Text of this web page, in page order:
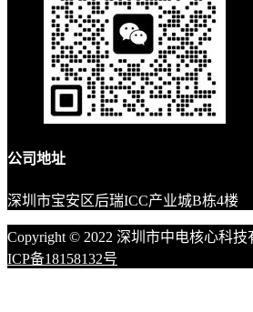
公司地址
深圳市宝安区后瑞ICC产业城B栋4楼
Copyright © 2022 深圳市中电核心科
ICP备18158132号